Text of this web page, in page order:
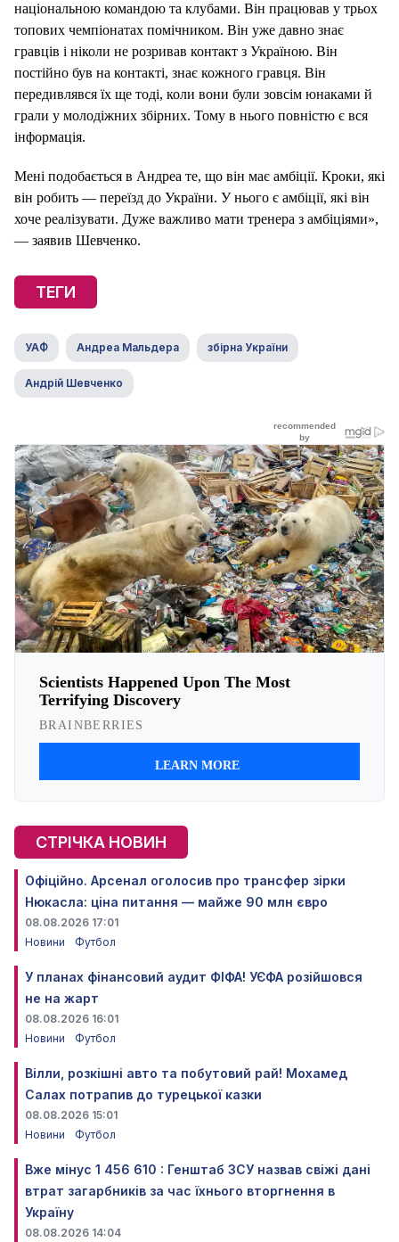
національною командою та клубами. Він працював у трьох
топових чемпіонатах помічником. Він уже давно знає
гравців і ніколи не розривав контакт з Україною. Він
постійно був на контакті, знає кожного гравця. Він
передивлявся їх ще тоді, коли вони були зовсім юнаками й
грали у молодіжних збірних. Тому в нього повністю є вся
інформація.
Мені подобається в Андреа те, що він має амбіції. Кроки, які
він робить — переїзд до України. У нього є амбіції, які він
хоче реалізувати. Дуже важливо мати тренера з амбіціями»,
— заявив Шевченко.
ТЕГИ
УАФ Андреа Мальдера збірна України
Андрій Шевченко
СТРІЧКА НОВИН
Офіційно. Арсенал оголосив про трансфер зірки
Нюкасла: ціна питання — майже 90 млн євро
08.08.2026 17:01
Новини
Футбол
У планах фінансовий аудит ФІФА! УЄФА розійшовся
не на жарт
08.08.2026 16:01
Новини
Футбол
Вілли, розкішні авто та побутовий рай! Мохамед
Салах потрапив до турецької казки
08.08.2026 15:01
Новини
Футбол
Вже мінус 1 456 610 : Генштаб ЗСУ назвав свіжі дані
втрат загарбників за час їхнього вторгнення в
Україну
08.08.2026 14:04